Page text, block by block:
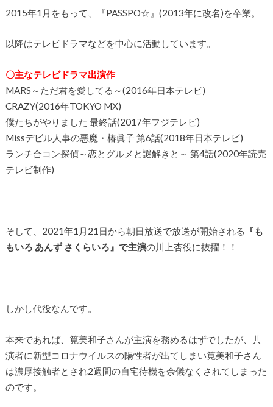
2015年1月をもって、『PASSPO☆』(2013年に改名)を卒業。
以降はテレビドラマなどを中心に活動しています。
〇主なテレビドラマ出演作
MARS～ただ君を愛してる～(2016年日本テレビ)
CRAZY(2016年TOKYO MX)
僕たちがやりました 最終話(2017年フジテレビ)
Missデビル人事の悪魔・椿眞子 第6話(2018年日本テレビ)
ランチ合コン探偵～恋とグルメと謎解きと～ 第4話(2020年読売
テレビ制作)
そして、2021年1月21日から朝日放送で放送が開始される
『も
もいろ あんず さくらいろ』で主演の川上杏役に抜擢！！
しかし代役なんです。
本来であれば、筧美和子さんが主演を務めるはずでしたが、共
演者に新型コロナウイルスの陽性者が出てしまい筧美和子さん
は濃厚接触者とされ2週間の自宅待機を余儀なくされてしまった
のです。